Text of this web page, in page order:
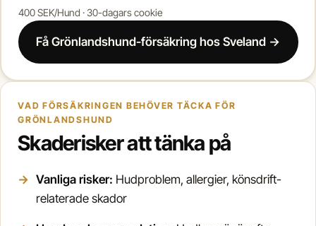
400 SEK/Hund · 30-dagars cookie
Få Grönlandshund-försäkring hos Sveland →
VAD FÖRSÄKRINGEN BEHÖVER TÄCKA FÖR
GRÖNLANDSHUND
Skaderisker att tänka på
Vanliga risker: Hudproblem, allergier, könsdrift-
relaterade skador